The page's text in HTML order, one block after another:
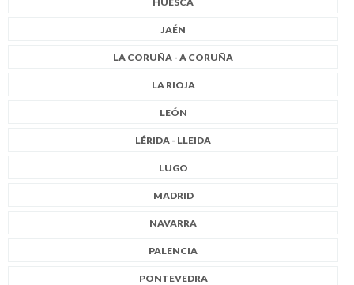
JAÉN
LA CORUÑA - A CORUÑA
LA RIOJA
LEÓN
LÉRIDA - LLEIDA
LUGO
MADRID
NAVARRA
PALENCIA
PONTEVEDRA